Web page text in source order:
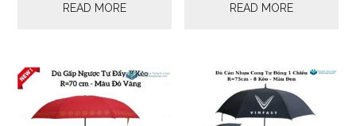
READ MORE READ MORE